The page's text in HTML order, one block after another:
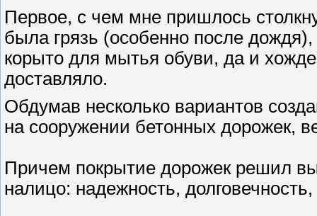
Первое, с чем мне пришлось
была грязь (особенно после
корыто для мытья обуви, да и
доставляло.
Обдумав несколько вариантов
на сооружении бетонных дорожек,
Причем покрытие дорожек решил
налицо: надежность,